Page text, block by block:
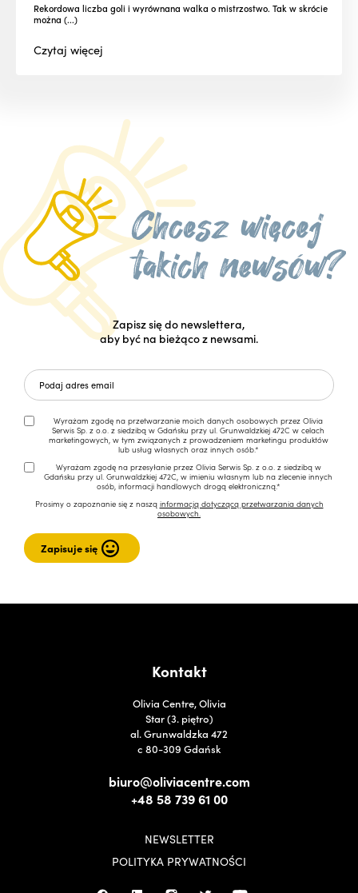
Rekordowa liczba goli i wyrównana walka o mistrzostwo. Tak w skrócie
można (...)
Czytajwięcej
Zapisz się do newslettera,
aby być na bieżąco z newsami.
Wyrażam zgodę na przetwarzanie moich danych osobowych przez Olivia
Serwis Sp. z o.o. z siedzibą w Gdańsku przy ul. Grunwaldzkiej 472C w celach
marketingowych, w tym związanych z prowadzeniem marketingu produktów
lub usług własnych oraz innych osób.*
Wyrażam zgodę na przesyłanie przez Olivia Serwis Sp. z o.o. z siedzibą w
Gdańsku przy ul. Grunwaldzkiej 472C, w imieniu własnym lub na zlecenie innych
osób, informacji handlowych drogą elektroniczną.*
Prosimy o zapoznanie się z naszą informacją dotyczącą przetwarzania danych
osobowych.
Kontakt
Olivia Centre, Olivia
Star (3. piętro)
al. Grunwaldzka 472
c 80-309 Gdańsk
biuro@oliviacentre.com
+48 58 739 61 00
NEWSLETTER
POLITYKA PRYWATNOŚCI